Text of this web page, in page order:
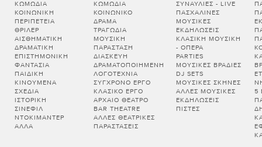
ΚΩΜΩΔΊΑ
ΚΟΙΝΩΝΙΚΉ
ΠΕΡΙΠΈΤΕΙΑ
ΘΡΊΛΕΡ
ΑΙΣΘΗΜΑΤΙΚΉ
ΔΡΑΜΑΤΙΚΉ
ΕΠΙΣΤΗΜΟΝΙΚΉ
ΦΑΝΤΑΣΊΑ
ΠΑΙΔΙΚΉ
ΚΙΝΟΎΜΕΝΑ
ΣΧΈΔΙΑ
ΙΣΤΟΡΙΚΉ
ΣΙΝΕΦΊΛ
ΝΤΟΚΙΜΑΝΤΈΡ
ΆΛΛΑ
ΚΩΜΩΔΊΑ
ΚΟΙΝΩΝΙΚΌ
ΔΡΆΜΑ
ΤΡΑΓΩΔΊΑ
ΜΟΥΣΙΚΉ
ΠΑΡΆΣΤΑΣΗ
ΔΙΑΣΚΕΥΉ
ΔΡΑΜΑΤΟΠΟΙΗΜΈΝΗ
ΛΟΓΟΤΕΧΝΊΑ
ΣΎΓΧΡΟΝΟ ΈΡΓΟ
ΚΛΑΣΙΚΌ ΈΡΓΟ
ΑΡΧΑΊΟ ΘΈΑΤΡΟ
BAR THEATRE
ΆΛΛΕΣ ΘΕΑΤΡΙΚΈΣ
ΠΑΡΑΣΤΆΣΕΙΣ
ΣΥΝΑΥΛΊΕΣ - LIVE
ΠΑΣΧΑΛΙΝΈΣ
ΜΟΥΣΙΚΈΣ
ΕΚΔΗΛΏΣΕΙΣ
ΚΛΑΣΙΚΉ ΜΟΥΣΙΚΉ
- ΌΠΕΡΑ
PARTIES
ΜΟΥΣΙΚΈΣ ΒΡΑΔΙΈΣ
DJ SETS
ΜΟΥΣΙΚΈΣ ΣΚΗΝΈΣ
ΆΛΛΕΣ ΜΟΥΣΙΚΈΣ
ΕΚΔΗΛΏΣΕΙΣ
ΠΊΣΤΕΣ
5